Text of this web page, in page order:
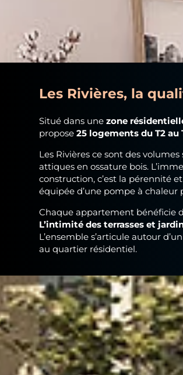
Les Rivières, la
Situé dans unezone
propose25 logements du T2
Les Rivières ce sont des
attiques en ossature bois.
construction, c’est la pérennité
équipée d’une pompe à chaleur
Chaque appartement bénéficie
L’intimité des terrasses et
L’ensemble s’articule autour
au quartier résidentiel.